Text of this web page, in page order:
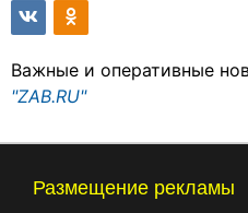
Важные и оперативные
"ZAB.RU"
Размещение рекламы